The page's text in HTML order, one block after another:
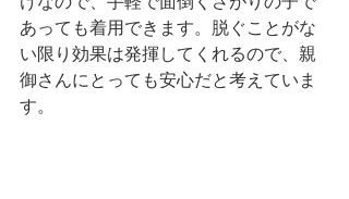
あっても着用できます。脱ぐことがな
い限り効果は発揮してくれるので、親
御さんにとっても安心だと考えていま
す。